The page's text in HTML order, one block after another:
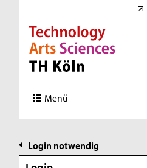
Direkt zur Hauptnavigation
Direkt zur Subnavigation
Direkt zum Inhalt
Direkt zum Fußbereich
Menü
Login notwendig